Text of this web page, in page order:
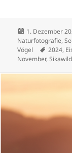
Veröffentlicht
am
1. Dezember
Naturfotografie,
Vögel
2024,
November,Sikawild